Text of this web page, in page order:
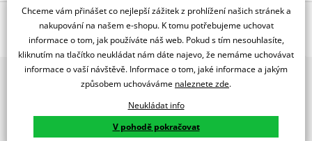
Jsme autorizovaný
dealer značky PUIG
HONDA CB650R NEO SPORTS CAFÉ 24'
Tabulka velikostí
Co když mi to nebude
PUIG byl založen v roce 1964 ve Španělsku. Vyrábí se ve městě
Granollers poblíž Barcelony na ploše 8 000 m² v objektu, který se
let se účastní nejslavnějších závodů motocyklů po celém světě. V
naší nabídce naleznete doplňky a příslušenství například: plexi,
2x multibrand showroom
9 značek motocyklů, servis, oblečení, doplňky i náhradní
díly, to vše v Praze a Liberci
Více než 30 let zkušeností
Chceme vám přinášet co nejlepší zážitek z prohlížení našich stránek a
nakupování na našem e-shopu. K tomu potřebujeme uchovat
informace o tom, jak používáte náš web. Pokud s tím nesouhlasíte,
kliknutím na tlačítko neukládat nám dáte najevo, že nemáme uchovávat
informace o vaší návštěvě. Informace o tom, jaké informace a jakým
způsobem uchováváme naleznete zde.
Neukládat info
V pohodě pokračovat